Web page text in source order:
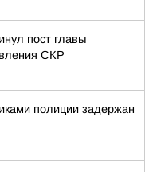
пост главы
СКР
полиции задержан